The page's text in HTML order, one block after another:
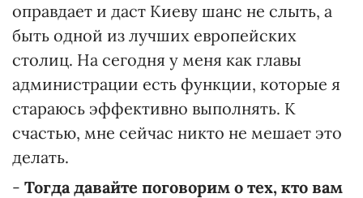
оправдает и даст Киеву шанс не слыть, а
быть одной из лучших европейских
столиц. На сегодня у меня как главы
администрации есть функции, которые я
стараюсь эффективно выполнять. К
счастью, мне сейчас никто не мешает это
делать.
- Тогда давайте поговорим о тех, кто вам